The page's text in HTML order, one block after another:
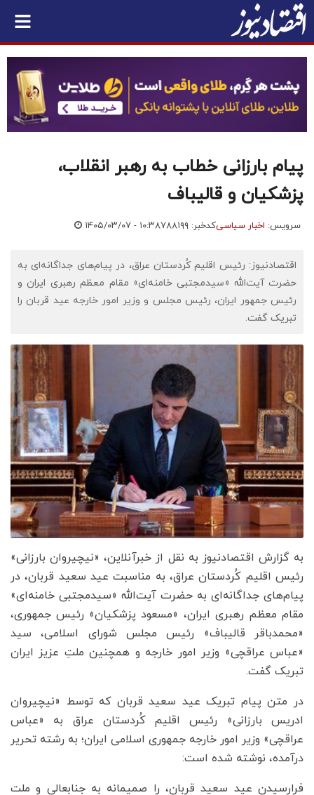
پیام بارزانی خطاب به رهبر انقلاب،
پزشکیان و قالیباف
سرویس: اخبار سیاسیکدخبر: ۷۸۸۱۹۹ ۱۴۰۵/۰۳/۰۷ - ۱۰:۳۸
اقتصادنیوز: رئیس اقلیم کُردستان عراق، در پیام‌های جداگانه‌ای به
حضرت آیت‌الله «سیدمجتبی خامنه‌ای» مقام معظم رهبری ایران و
رئیس جمهور ایران، رئیس مجلس و وزیر امور خارجه عید قربان را
تبریک گفت.
به گزارش اقتصادنیوز به نقل از خبرآنلاین، «نیچیروان بارزانی»
رئیس اقلیم کُردستان عراق، به مناسبت عید سعید قربان، در
پیام‌های جداگانه‌ای به حضرت آیت‌الله «سیدمجتبی خامنه‌ای»
مقام معظم رهبری ایران، «مسعود پزشکیان» رئیس جمهوری،
«محمدباقر قالیباف» رئیس مجلس شورای اسلامی، سید
«عباس عراقچی» وزیر امور خارجه و همچنین ملتِ عزیز ایران
تبریک گفت.
در متن پیام تبریک عید سعید قربان که توسط «نیچیروان
ادریس بارزانی» رئیس اقلیم کُردستان عراق به «عباس
عراقچی» وزیر امور خارجه جمهوری اسلامی ایران؛ به رشته تحریر
درآمده، نوشته شده است:
فرارسیدن عید سعید قربان، را صمیمانه به جنابعالی و ملت